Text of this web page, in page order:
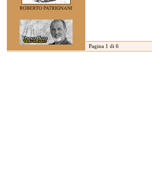
Pagina 1 di 6